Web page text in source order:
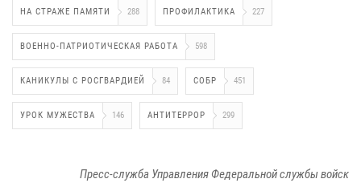
НА СТРАЖЕ ПАМЯТИ 288 ПРОФИЛАКТИКА 227
ВОЕННО-ПАТРИОТИЧЕСКАЯ РАБОТА 598
КАНИКУЛЫ С РОСГВАРДИЕЙ 84 СОБР 451
УРОК МУЖЕСТВА 146 АНТИТЕРРОР 299
Пресс-служба Управления Федеральной службы войск